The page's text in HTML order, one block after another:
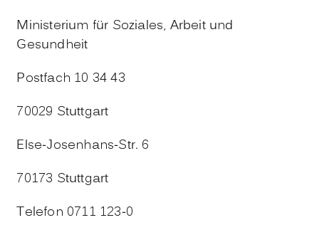
Ministerium für Soziales, Arbeit und
Gesundheit
Postfach 10 34 43
70029 Stuttgart
Else-Josenhans-Str. 6
70173 Stuttgart
Telefon 0711 123-0